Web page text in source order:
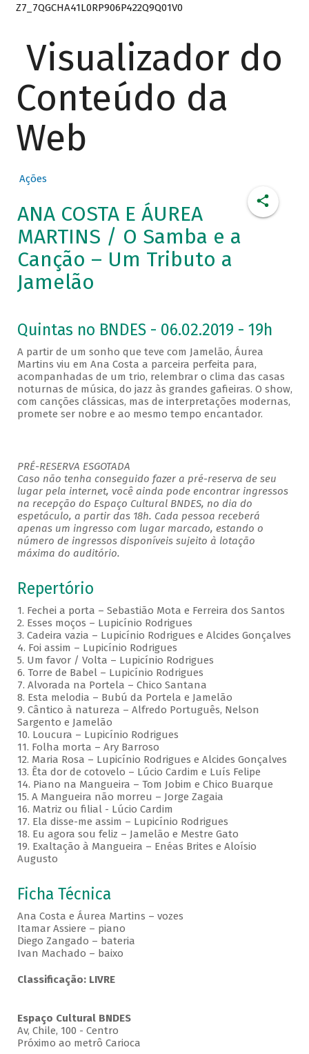
Z7_7QGCHA41L0RP906P422Q9Q01V0
Visualizador do
Conteúdo da
Web
Ações
ANA COSTA E ÁUREA
MARTINS / O Samba e a
Canção – Um Tributo a
Jamelão
Quintas no BNDES - 06.02.2019 - 19h
A partir de um sonho que teve com Jamelão, Áurea
Martins viu em Ana Costa a parceira perfeita para,
acompanhadas de um trio, relembrar o clima das casas
noturnas de música, do jazz às grandes gafieiras. O show,
com canções clássicas, mas de interpretações modernas,
promete ser nobre e ao mesmo tempo encantador.
PRÉ-RESERVA ESGOTADA
Caso não tenha conseguido fazer a pré-reserva de seu
lugar pela internet, você ainda pode encontrar ingressos
na recepção do Espaço Cultural BNDES, no dia do
espetáculo, a partir das 18h. Cada pessoa receberá
apenas um ingresso com lugar marcado, estando o
número de ingressos disponíveis sujeito à lotação
máxima do auditório.
Repertório
1. Fechei a porta – Sebastião Mota e Ferreira dos Santos
2. Esses moços – Lupicínio Rodrigues
3. Cadeira vazia – Lupicínio Rodrigues e Alcides Gonçalves
4. Foi assim – Lupicínio Rodrigues
5. Um favor / Volta – Lupicínio Rodrigues
6. Torre de Babel – Lupicínio Rodrigues
7. Alvorada na Portela – Chico Santana
8. Esta melodia – Bubú da Portela e Jamelão
9. Cântico à natureza – Alfredo Português, Nelson
Sargento e Jamelão
10. Loucura – Lupicínio Rodrigues
11. Folha morta – Ary Barroso
12. Maria Rosa – Lupicínio Rodrigues e Alcides Gonçalves
13. Êta dor de cotovelo – Lúcio Cardim e Luís Felipe
14. Piano na Mangueira – Tom Jobim e Chico Buarque
15. A Mangueira não morreu – Jorge Zagaia
16. Matriz ou filial - Lúcio Cardim
17. Ela disse-me assim – Lupicínio Rodrigues
18. Eu agora sou feliz – Jamelão e Mestre Gato
19. Exaltação à Mangueira – Enéas Brites e Aloísio
Augusto
Ficha Técnica
Ana Costa e Áurea Martins – vozes
Itamar Assiere – piano
Diego Zangado – bateria
Ivan Machado – baixo
Classificação: LIVRE
Espaço Cultural BNDES
Av, Chile, 100 - Centro
Próximo ao metrô Carioca